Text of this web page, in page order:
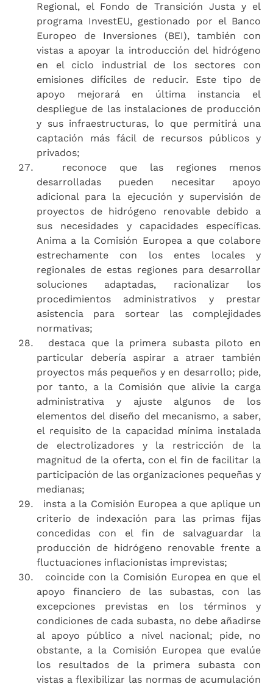
Regional, el Fondo de Transición Justa y el
programa InvestEU, gestionado por el Banco
Europeo de Inversiones (BEI), también con
vistas a apoyar la introducción del hidrógeno
en el ciclo industrial de los sectores con
emisiones difíciles de reducir. Este tipo de
apoyo mejorará en última instancia el
despliegue de las instalaciones de producción
y sus infraestructuras, lo que permitirá una
captación más fácil de recursos públicos y
privados;
reconoce que las regiones menos
desarrolladas pueden necesitar apoyo
adicional para la ejecución y supervisión de
proyectos de hidrógeno renovable debido a
sus necesidades y capacidades específicas.
Anima a la Comisión Europea a que colabore
estrechamente con los entes locales y
regionales de estas regiones para desarrollar
soluciones adaptadas, racionalizar los
procedimientos administrativos y prestar
asistencia para sortear las complejidades
normativas;
destaca que la primera subasta piloto en
particular debería aspirar a atraer también
proyectos más pequeños y en desarrollo; pide,
por tanto, a la Comisión que alivie la carga
administrativa y ajuste algunos de los
elementos del diseño del mecanismo, a saber,
el requisito de la capacidad mínima instalada
de electrolizadores y la restricción de la
magnitud de la oferta, con el fin de facilitar la
participación de las organizaciones pequeñas y
medianas;
insta a la Comisión Europea a que aplique un
criterio de indexación para las primas fijas
concedidas con el fin de salvaguardar la
producción de hidrógeno renovable frente a
fluctuaciones inflacionistas imprevistas;
coincide con la Comisión Europea en que el
apoyo financiero de las subastas, con las
excepciones previstas en los términos y
condiciones de cada subasta, no debe añadirse
al apoyo público a nivel nacional; pide, no
obstante, a la Comisión Europea que evalúe
los resultados de la primera subasta con
vistas a flexibilizar las normas de acumulación